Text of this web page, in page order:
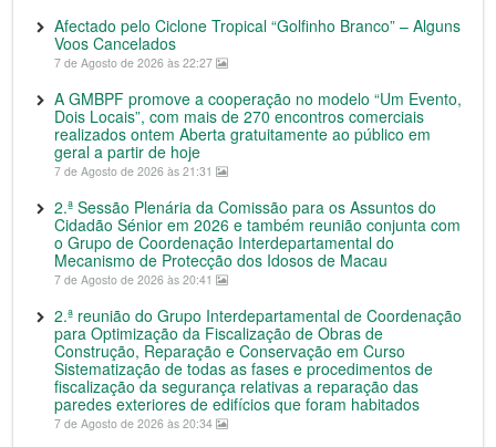
Afectado pelo Ciclone Tropical “Golfinho Branco” – Alguns
Voos Cancelados
7 de Agosto de 2026 às 22:27
A GMBPF promove a cooperação no modelo “Um Evento,
Dois Locais”, com mais de 270 encontros comerciais
realizados ontem Aberta gratuitamente ao público em
geral a partir de hoje
7 de Agosto de 2026 às 21:31
2.ª Sessão Plenária da Comissão para os Assuntos do
Cidadão Sénior em 2026 e também reunião conjunta com
o Grupo de Coordenação Interdepartamental do
Mecanismo de Protecção dos Idosos de Macau
7 de Agosto de 2026 às 20:41
2.ª reunião do Grupo Interdepartamental de Coordenação
para Optimização da Fiscalização de Obras de
Construção, Reparação e Conservação em Curso
Sistematização de todas as fases e procedimentos de
fiscalização da segurança relativas a reparação das
paredes exteriores de edifícios que foram habitados
7 de Agosto de 2026 às 20:34